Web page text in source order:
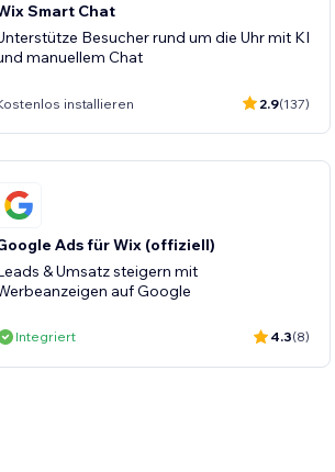
Smart Chat
Besucher rund um die Uhr mit KI
manuellem Chat
installieren 2.9(137)
Ads für Wix (offiziell)
& Umsatz steigern mit
auf Google
Integriert 4.3(8)